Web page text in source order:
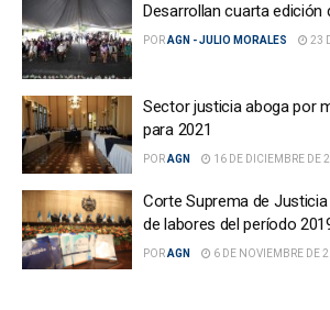
Desarrollan cuarta edición
PORAGN - JULIO MORALES 23
Sector justicia aboga por
para 2021
PORAGN 16 DE DICIEMBRE DE
Corte Suprema de
de labores del período
PORAGN 6 DE NOVIEMBRE DE